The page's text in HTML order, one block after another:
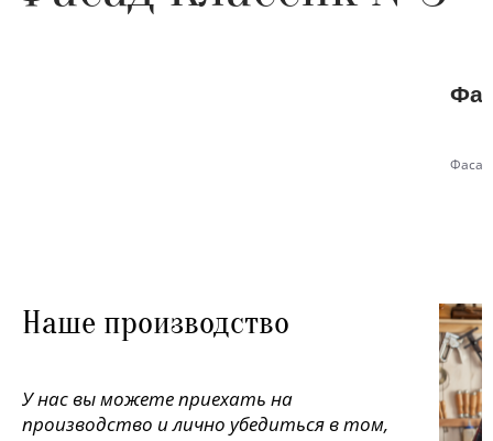
Наше производство
У нас вы можете приехать на
производство и лично убедиться в том,